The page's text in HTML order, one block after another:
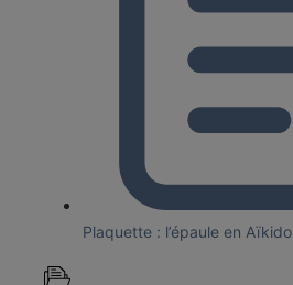
Plaquette : l’épaule en Aïkido